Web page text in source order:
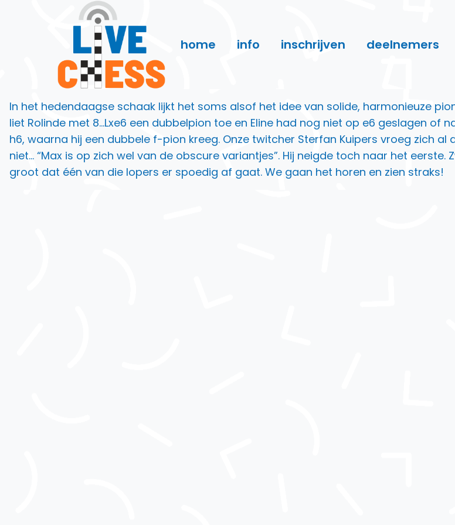
home info inschrijven deelnemers
In het hedendaagse schaak lijkt het soms alsof het idee van solide, harmonieuze
liet Rolinde met 8…Lxe6 een dubbelpion toe en Eline had nog niet op e6 geslagen of
h6, waarna hij een dubbele f-pion kreeg. Onze twitcher Sterfan Kuipers vroeg zich
niet… “Max is op zich wel van de obscure variantjes”. Hij neigde toch naar het
groot dat één van die lopers er spoedig af gaat. We gaan het horen en zien straks!